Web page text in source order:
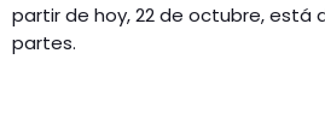
partir de hoy, 22 de octubre, está
partes.